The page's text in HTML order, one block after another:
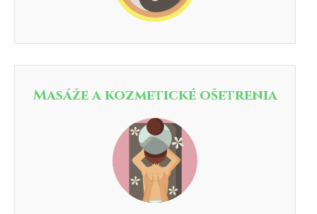
Masáže a kozmetické ošetrenia